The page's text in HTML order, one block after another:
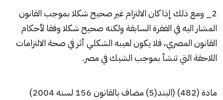
2_ ومع ذلك إذا كان الالتزام غير صحيح شكلا بموجب القانون
المشار اليه في الفقرة السابقة ولكنه صحيح شكلا وفقا لأحكام
القانون المصري، فلا يكون لعيبه الشكلي أثر في صحة الالتزامات
اللاحقة التي تنشأ بموجب الشيك في مصر.
مادة (482) (البند(5) مضاف بالقانون 156 لسنه 2004)